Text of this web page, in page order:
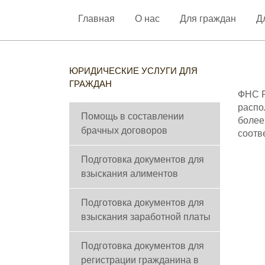
Главная О нас Для граждан
ЮРИДИЧЕСКИЕ УСЛУГИ ДЛЯ
ГРАЖДАН
Помощь в составлении
брачных договоров
Подготовка документов для
взыскания алиментов
Подготовка документов для
взыскания заработной платы
Подготовка документов для
регистрации гражданина в
ФНС